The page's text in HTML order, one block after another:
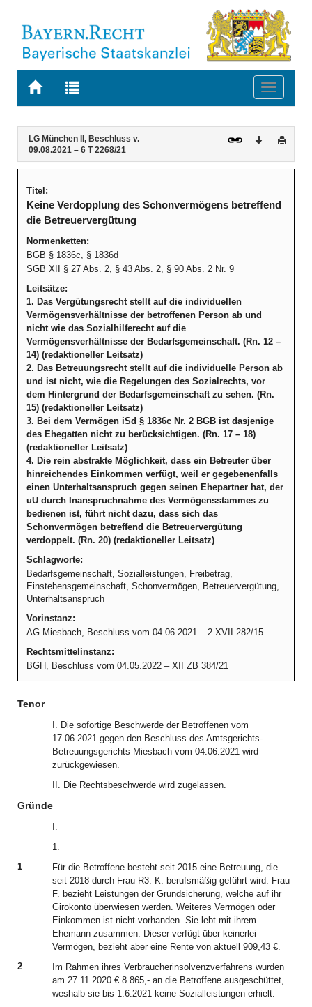
Zur
BAYERN.RECHT
Zur
letzten
Suche
Toggle
Navigation
Inhalt
LG München II, Beschluss v.
09.08.2021 – 6 T 2268/21
Download
Titel:
Keine Verdopplung des Schonvermögens betreffend
die Betreuervergütung
Normenketten:
BGB § 1836c, § 1836d
SGB XII § 27 Abs. 2, § 43 Abs. 2, § 90 Abs. 2 Nr. 9
Leitsätze:
1. Das Vergütungsrecht stellt auf die individuellen
Vermögensverhältnisse der betroffenen Person ab und
nicht wie das Sozialhilferecht auf die
Vermögensverhältnisse der Bedarfsgemeinschaft. (Rn. 12 –
14) (redaktioneller Leitsatz)
2. Das Betreuungsrecht stellt auf die individuelle Person ab
und ist nicht, wie die Regelungen des Sozialrechts, vor
dem Hintergrund der Bedarfsgemeinschaft zu sehen. (Rn.
15) (redaktioneller Leitsatz)
3. Bei dem Vermögen iSd § 1836c Nr. 2 BGB ist dasjenige
des Ehegatten nicht zu berücksichtigen. (Rn. 17 – 18)
(redaktioneller Leitsatz)
4. Die rein abstrakte Möglichkeit, dass ein Betreuter über
hinreichendes Einkommen verfügt, weil er gegebenenfalls
einen Unterhaltsanspruch gegen seinen Ehepartner hat, der
uU durch Inanspruchnahme des Vermögensstammes zu
bedienen ist, führt nicht dazu, dass sich das
Schonvermögen betreffend die Betreuervergütung
verdoppelt. (Rn. 20) (redaktioneller Leitsatz)
Schlagworte:
Bedarfsgemeinschaft, Sozialleistungen, Freibetrag,
Einstehensgemeinschaft, Schonvermögen, Betreuervergütung,
Unterhaltsanspruch
Vorinstanz:
AG Miesbach, Beschluss vom 04.06.2021 – 2 XVII 282/15
Rechtsmittelinstanz:
BGH, Beschluss vom 04.05.2022 – XII ZB 384/21
Tenor
I. Die sofortige Beschwerde der Betroffenen vom
17.06.2021 gegen den Beschluss des Amtsgerichts-
Betreuungsgerichts Miesbach vom 04.06.2021 wird
zurückgewiesen.
II. Die Rechtsbeschwerde wird zugelassen.
Gründe
I.
1.
1
Für die Betroffene besteht seit 2015 eine Betreuung, die
seit 2018 durch Frau R3. K. berufsmäßig geführt wird. Frau
F. bezieht Leistungen der Grundsicherung, welche auf ihr
Girokonto überwiesen werden. Weiteres Vermögen oder
Einkommen ist nicht vorhanden. Sie lebt mit ihrem
Ehemann zusammen. Dieser verfügt über keinerlei
Vermögen, bezieht aber eine Rente von aktuell 909,43 €.
2
Im Rahmen ihres Verbraucherinsolvenzverfahrens wurden
am 27.11.2020 € 8.865,- an die Betroffene ausgeschüttet,
weshalb sie bis 1.6.2021 keine Sozialleistungen erhielt.